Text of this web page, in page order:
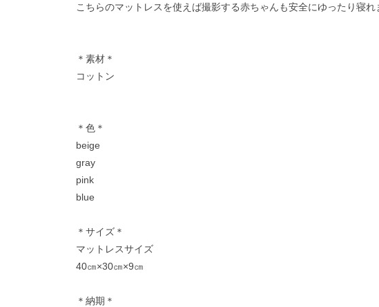
こちらのマットレスを使えば撮影する赤ちゃんも安全にゆったり寝れ
＊素材＊
コットン
＊色＊
beige
gray
pink
blue
＊サイズ＊
マットレスサイズ
40㎝×30㎝×9㎝
＊納期＊